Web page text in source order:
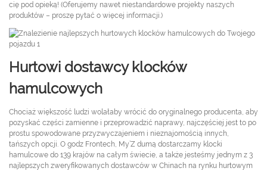
cię pod opieką! (Oferujemy nawet niestandardowe projekty naszych
produktów – proszę pytać o więcej informacji.)
Hurtowi dostawcy klocków
hamulcowych
Chociaż większość ludzi wolałaby wrócić do oryginalnego producenta, aby
pozyskać części zamienne i przeprowadzić naprawy, najczęściej jest to po
prostu spowodowane przyzwyczajeniem i nieznajomością innych,
tańszych opcji. O godz Frontech, My’Z dumą dostarczamy klocki
hamulcowe do 139 krajów na całym świecie, a także jesteśmy jednym z 3
najlepszych zweryfikowanych dostawców w Chinach na rynku hurtowym